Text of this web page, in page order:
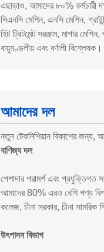
এছাড়াও, আমাদের ৮০% কর্মচারী
সিএনসি মেশিন, এনসি মেশিন,
হিট ট্রিটমেন্ট সরঞ্জাম, মাপার
বায়ুমণ্ডলীয় এবং বর্ণালী বিশ্লেষক।
আমাদের দল
নতুন টেকনিশিয়ান বিকাশের জন্য,
বাণিজ্য দল
পেশাদার পরামর্শ এবং প্রযুক্তিগত
আমাদের 80% এরও বেশি পণ্য
কলেজ, চীনা সরকার, চীনা সামরিক
উৎপাদন বিভাগ